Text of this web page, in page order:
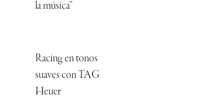
la música”
Racing en tonos
suaves con TAG
Heuer